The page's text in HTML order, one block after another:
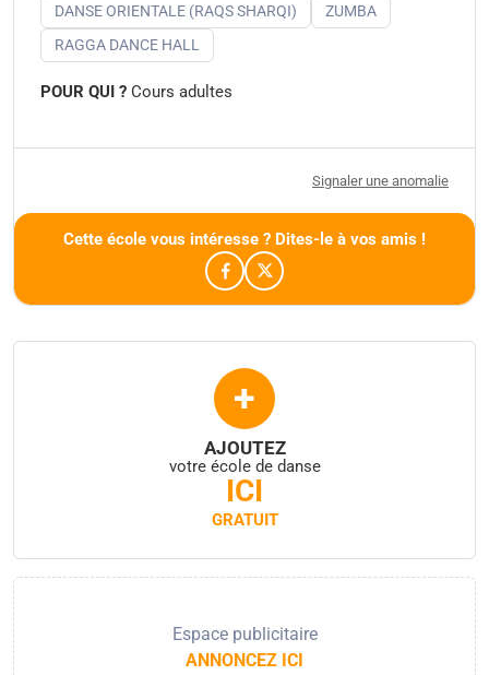
DANSE ORIENTALE (RAQS SHARQI)
ZUMBA
RAGGA DANCE HALL
POUR QUI ? Cours adultes
Signaler une anomalie
Cette école vous intéresse ? Dites-le à vos amis !
+
AJOUTEZ
votre école de danse
ICI
GRATUIT
Espace publicitaire
ANNONCEZ ICI